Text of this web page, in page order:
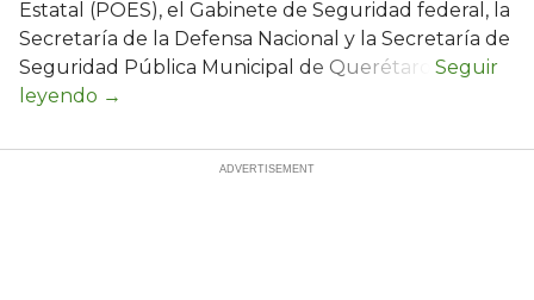
Estatal (POES), el Gabinete de Seguridad federal, la
Secretaría de la Defensa Nacional y la Secretaría de
Seguridad Pública Municipal de Querétaro.